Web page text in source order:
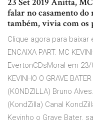
23 Set 2019 Anitta,
falar no casamento do
também, vivia com os
Clique agora para baixar
ENCAIXA PART. MC
EvertonCDsMoral em
KEVINHO O GRAVE
(KONDZILLA) Bruno
(KondZilla) Canal
Kevinho o Grave Bater.